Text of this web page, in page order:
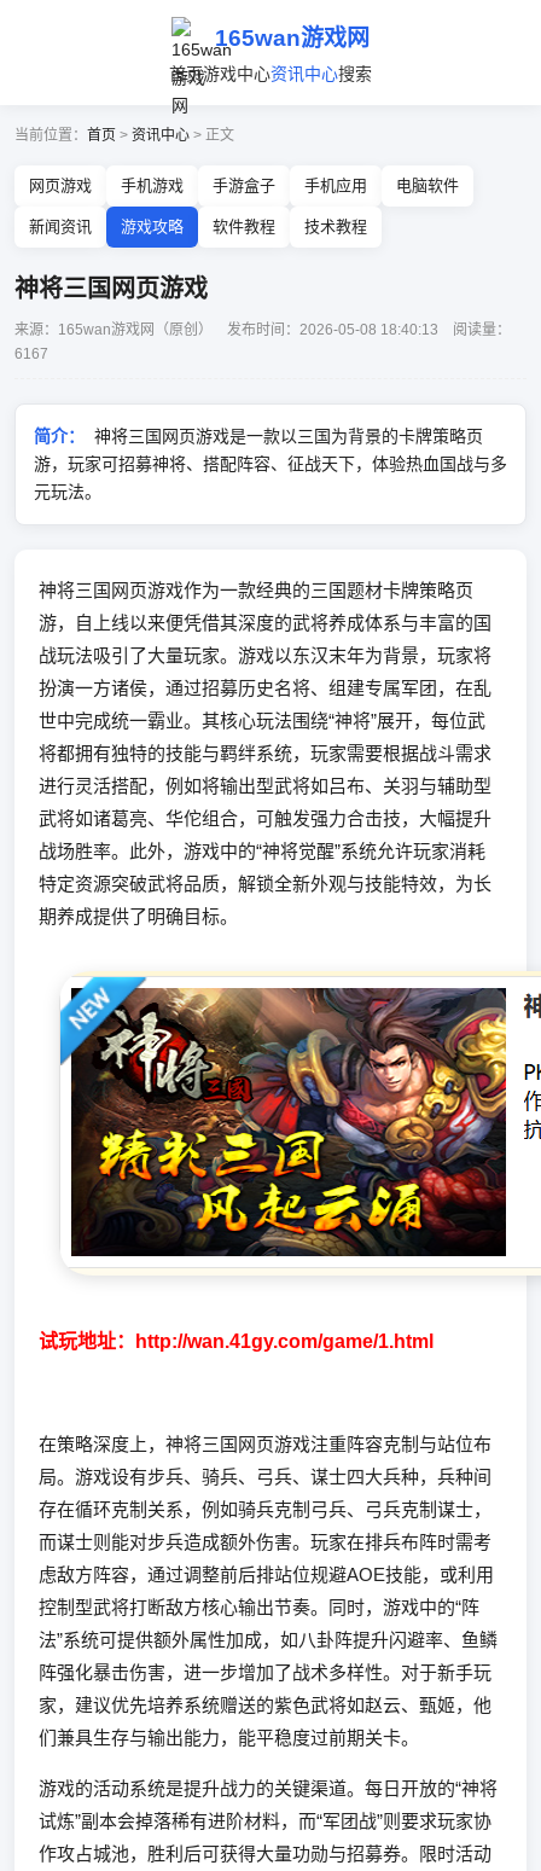
165wan游戏网
首页游戏中心资讯中心搜索
当前位置： 首页 > 资讯中心 > 正文
网页游戏 手机游戏 手游盒子 手机应用 电脑软件
新闻资讯 游戏攻略 软件教程 技术教程
神将三国网页游戏
来源：165wan游戏网（原创） 发布时间：2026-05-08 18:40:13 阅读量：
6167
简介：
神将三国网页游戏是一款以三国为背景的卡牌策略页
游，玩家可招募神将、搭配阵容、征战天下，体验热血国战与多
元玩法。
神将三国网页游戏作为一款经典的三国题材卡牌策略页
游，自上线以来便凭借其深度的武将养成体系与丰富的国
战玩法吸引了大量玩家。游戏以东汉末年为背景，玩家将
扮演一方诸侯，通过招募历史名将、组建专属军团，在乱
世中完成统一霸业。其核心玩法围绕“神将”展开，每位武
将都拥有独特的技能与羁绊系统，玩家需要根据战斗需求
进行灵活搭配，例如将输出型武将如吕布、关羽与辅助型
武将如诸葛亮、华佗组合，可触发强力合击技，大幅提升
战场胜率。此外，游戏中的“神将觉醒”系统允许玩家消耗
特定资源突破武将品质，解锁全新外观与技能特效，为长
期养成提供了明确目标。
试玩地址： http://wan.41gy.com/game/1.html
在策略深度上，神将三国网页游戏注重阵容克制与站位布
局。游戏设有步兵、骑兵、弓兵、谋士四大兵种，兵种间
存在循环克制关系，例如骑兵克制弓兵、弓兵克制谋士，
而谋士则能对步兵造成额外伤害。玩家在排兵布阵时需考
虑敌方阵容，通过调整前后排站位规避AOE技能，或利用
控制型武将打断敌方核心输出节奏。同时，游戏中的“阵
法”系统可提供额外属性加成，如八卦阵提升闪避率、鱼鳞
阵强化暴击伤害，进一步增加了战术多样性。对于新手玩
家，建议优先培养系统赠送的紫色武将如赵云、甄姬，他
们兼具生存与输出能力，能平稳度过前期关卡。
游戏的活动系统是提升战力的关键渠道。每日开放的“神将
试炼”副本会掉落稀有进阶材料，而“军团战”则要求玩家协
作攻占城池，胜利后可获得大量功勋与招募券。限时活动